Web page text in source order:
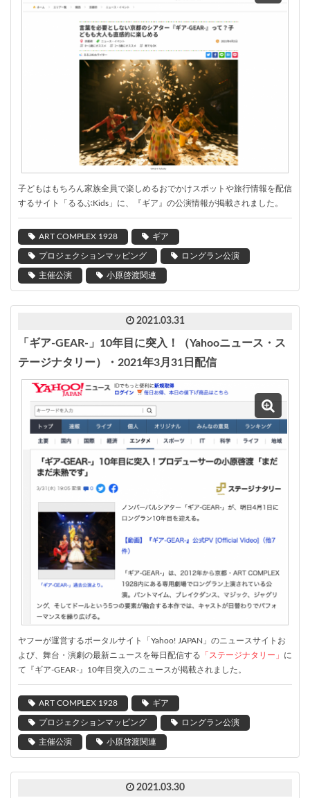
子どもはもちろん家族全員で楽しめるおでかけスポットや旅行情報を配信
するサイト「るるぶKids」に、『ギア』の公演情報が掲載されました。
ART COMPLEX 1928 ギア
プロジェクションマッピング ロングラン公演
主催公演 小原啓渡関連
2021.03.31
「ギア-GEAR-」10年目に突入！（Yahooニュース・ス
テージナタリー）・2021年3月31日配信
ヤフーが運営するポータルサイト「Yahoo! JAPAN」のニュースサイトお
よび、舞台・演劇の最新ニュースを毎日配信する 「ステージナタリー」 に
て『ギア-GEAR-』10年目突入のニュースが掲載されました。
ART COMPLEX 1928 ギア
プロジェクションマッピング ロングラン公演
主催公演 小原啓渡関連
2021.03.30